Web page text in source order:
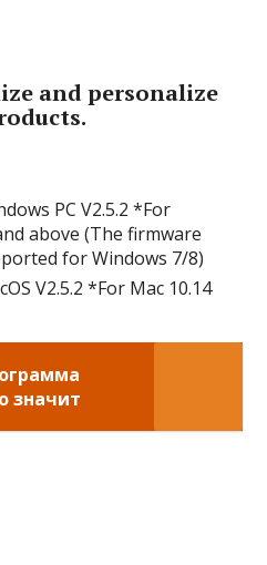
and personalize
PC V2.5.2 *For
above (The firmware
for Windows 7/8)
V2.5.2 *For Mac 10.14
значит